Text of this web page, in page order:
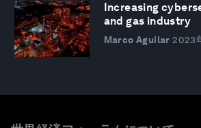
Increasing
and gas industry
Marco Aguilar 2023